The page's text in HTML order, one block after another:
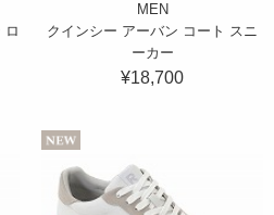
ロ
MEN
クインシー アーバン コート スニ
ーカー
¥18,700